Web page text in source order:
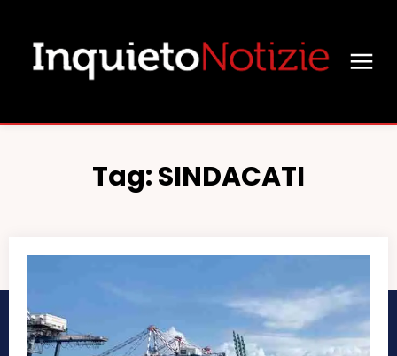
Tag:SINDACATI